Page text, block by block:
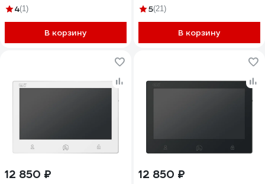
панель -D40 Plus и монитор -
формата Full HD, монитор с
экраном 7") 10-0001125
4(1)
В корзину
панель -D40 Plus и монитор -
формата Full HD, монитор с
экраном 7") 10-0001080
5(21)
В корзину
12 850 ₽ 12 850 ₽